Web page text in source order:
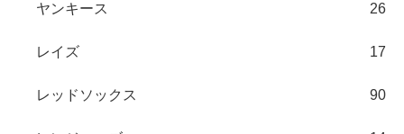
ヤンキース 26
レイズ 17
レッドソックス 90